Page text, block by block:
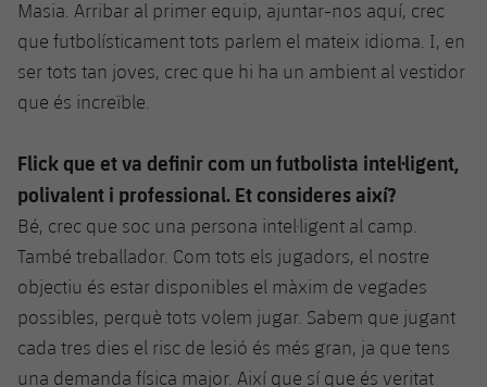
Masia. Arribar al primer equip, ajuntar-nos aquí, crec
que futbolísticament tots parlem el mateix idioma. I, en
ser tots tan joves, crec que hi ha un ambient al vestidor
que és increïble.
Flick que et va definir com un futbolista intel·ligent,
polivalent i professional. Et consideres així?
Bé, crec que soc una persona intel·ligent al camp.
També treballador. Com tots els jugadors, el nostre
objectiu és estar disponibles el màxim de vegades
possibles, perquè tots volem jugar. Sabem que jugant
cada tres dies el risc de lesió és més gran, ja que tens
una demanda física major. Així que sí que és veritat